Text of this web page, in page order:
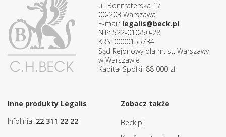
ul. Bonifraterska 17
00-203 Warszawa
E-mail: legalis@beck.pl
NIP: 522-010-50-28,
KRS: 0000155734
Sąd Rejonowy dla m. st. Warszawy
w Warszawie
Kapitał Spółki: 88 000 zł
Inne produkty Legalis
Infolinia: 22 311 22 22
Zobacz także
Beck.pl